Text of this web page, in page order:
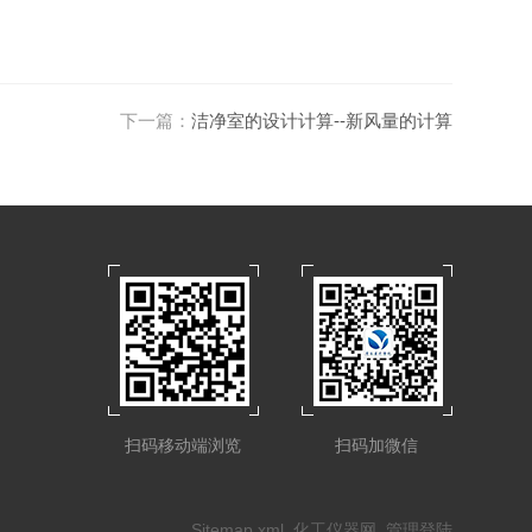
下一篇： 洁净室的设计计算--新风量的计算
扫码加微信
扫码移动端浏览